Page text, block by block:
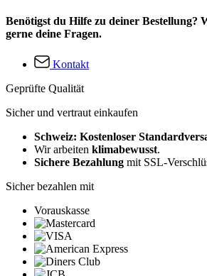
Benötigst du Hilfe zu deiner Bestellung?
gerne deine Fragen.
Kontakt
Geprüfte Qualität
Sicher und vertraut einkaufen
Schweiz: Kostenloser
Wir arbeiten klimabewusst.
Sichere Bezahlung mit SSL-
Sicher bezahlen mit
Vorauskasse